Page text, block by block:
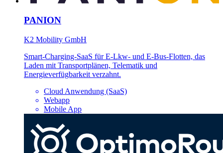
PANION
K2 Mobility GmbH
Smart-Charging-SaaS für E-Lkw- und E-Bus-Flotten, das
Laden mit Transportplänen, Telematik und
Energieverfügbarkeit verzahnt.
Cloud Anwendung (SaaS)
Webapp
Mobile App